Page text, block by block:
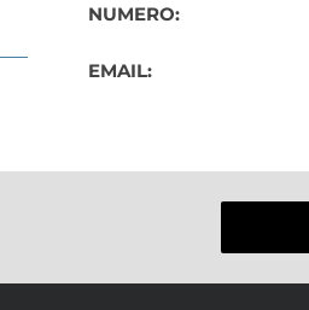
NUMERO:
EMAIL: